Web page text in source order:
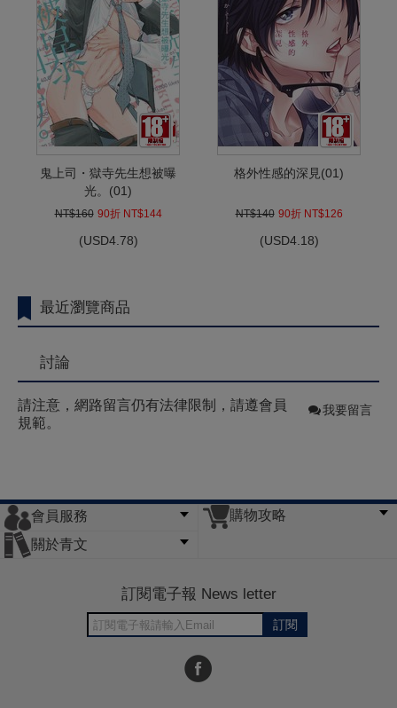
鬼上司・獄寺先生想被曝
光。(01)
NT$160 90折 NT$144
(USD4.78)
格外性感的深見(01)
NT$140 90折 NT$126
(USD4.18)
最近瀏覽商品
討論
請注意，網路留言仍有法律限制，請遵會員
規範。
我要留言
會員服務
會員辦法
客服信箱
隱私條款
網站導覽
購物攻略
關於青文
訂閱電子報 News letter
訂閱